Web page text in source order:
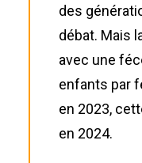
des
débat. Mais
avec une
enfants par
en 2023,
en 2024.